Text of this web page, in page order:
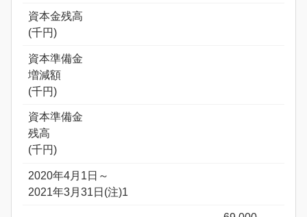
資本金残高
(千円)
資本準備金
増減額
(千円)
資本準備金
残高
(千円)
2020年4月1日～
2021年3月31日(注)1